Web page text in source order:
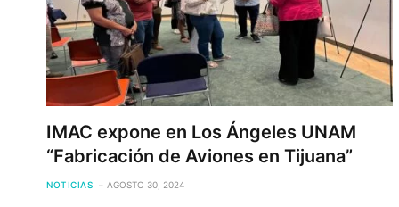
IMAC expone en Los Ángeles UNAM
“Fabricación de Aviones en Tijuana”
NOTICIAS AGOSTO 30, 2024